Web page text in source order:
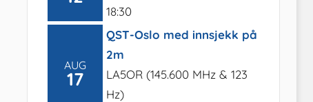
18:30
AUG
17
QST-Oslo med innsjekk på
2m
LA5OR (145.600 MHz & 123
Hz)